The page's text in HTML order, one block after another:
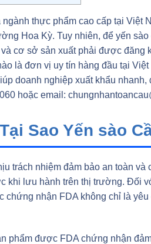
thực phẩm cao cấp tại Việt
Hoa Kỳ. Tuy nhiên, để yến
cơ sở sản xuất phải được đăng
là đơn vị uy tín hàng đầu tại
doanh nghiệp xuất khẩu
hoặc email:
Sao Yến sào
trách nhiệm đảm bảo an toàn
khi lưu hành trên thị trường. Đối
nhận FDA không chỉ là
phẩm được FDA chứng nhận